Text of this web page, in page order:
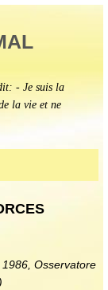
- Je suis la
la vie et ne
Osservatore